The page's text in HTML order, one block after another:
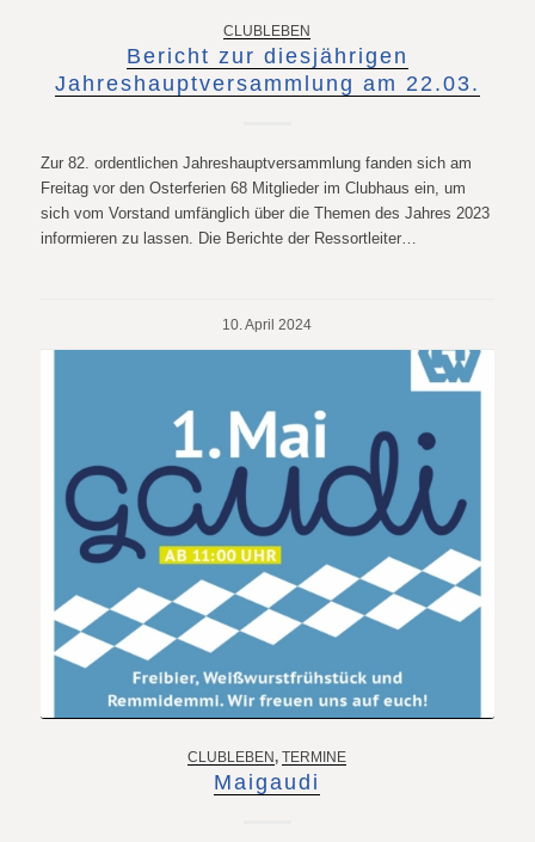
CLUBLEBEN
Bericht zur diesjährigen
Jahreshauptversammlung am 22.03.
Zur 82. ordentlichen Jahreshauptversammlung fanden sich am
Freitag vor den Osterferien 68 Mitglieder im Clubhaus ein, um
sich vom Vorstand umfänglich über die Themen des Jahres 2023
informieren zu lassen. Die Berichte der Ressortleiter…
10. April 2024
CLUBLEBEN,TERMINE
Maigaudi